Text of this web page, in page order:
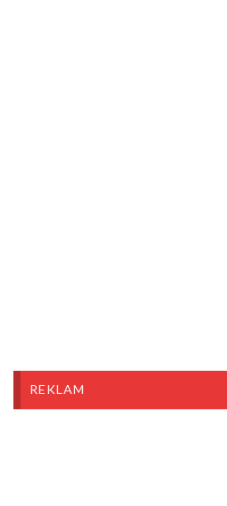
REKLAM